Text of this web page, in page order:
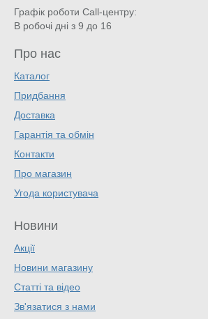
Графік роботи Call-центру:
В робочі дні з 9 до 16
Про нас
Каталог
Придбання
Доставка
Гарантія та обмін
Контакти
Про магазин
Угода користувача
Новини
Акції
Новини магазину
Статті та відео
Зв'язатися з нами